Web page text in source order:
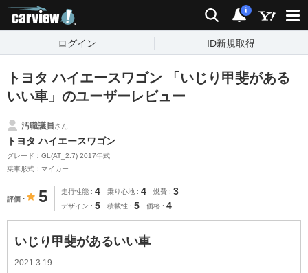
検索 通知
i
ログイン ID新規取得
トヨタ ハイエースワゴン 「いじり甲斐がある
いい車」のユーザーレビュー
汚職議員さん
トヨタ ハイエースワゴン
グレード：GL(AT_2.7) 2017年式
乗車形式：マイカー
評価 5 走行性能 4 乗り心地 4 燃費 3
デザイン 5 積載性 5 価格 4
いじり甲斐があるいい車
2021.3.19